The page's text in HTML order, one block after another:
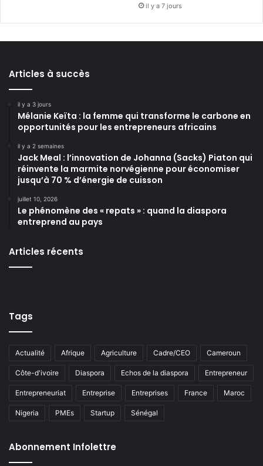
il y a 7 jours
Articles à succès
il y a 3 jours
Mélanie Keïta : la femme qui transforme le carbone en
opportunités pour les entrepreneurs africains
il y a 2 semaines
Jack Meal : l’innovation de Johanna (Sacks) Piaton qui
réinvente la marmite norvégienne pour économiser
jusqu’à 70 % d’énergie de cuisson
juillet 10, 2026
Le phénomène des « repats » : quand la diaspora
entreprend au pays
Articles récents
Tags
Actualité Afrique Agriculture Cadre/CEO Cameroun
Côte-d'ivoire Diaspora Echos de la diaspora Entrepreneur
Entrepreneuriat Entreprise Entreprises France Maroc
Nigeria PMEs Startup Sénégal
Abonnement Infolettre